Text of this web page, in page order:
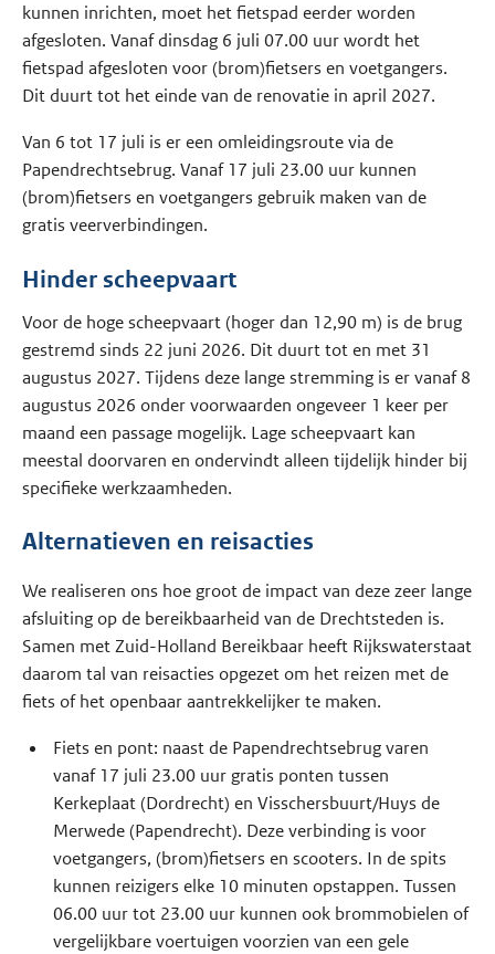
kunnen inrichten, moet het fietspad eerder worden
afgesloten. Vanaf dinsdag 6 juli 07.00 uur wordt het
fietspad afgesloten voor (brom)fietsers en voetgangers.
Dit duurt tot het einde van de renovatie in april 2027.
Van 6 tot 17 juli is er een omleidingsroute via de
Papendrechtsebrug. Vanaf 17 juli 23.00 uur kunnen
(brom)fietsers en voetgangers gebruik maken van de
gratis veerverbindingen.
Hinder scheepvaart
Voor de hoge scheepvaart (hoger dan 12,90 m) is de brug
gestremd sinds 22 juni 2026. Dit duurt tot en met 31
augustus 2027. Tijdens deze lange stremming is er vanaf 8
augustus 2026 onder voorwaarden ongeveer 1 keer per
maand een passage mogelijk. Lage scheepvaart kan
meestal doorvaren en ondervindt alleen tijdelijk hinder bij
specifieke werkzaamheden.
Alternatieven en reisacties
We realiseren ons hoe groot de impact van deze zeer lange
afsluiting op de bereikbaarheid van de Drechtsteden is.
Samen met Zuid-Holland Bereikbaar heeft Rijkswaterstaat
daarom tal van reisacties opgezet om het reizen met de
fiets of het openbaar aantrekkelijker te maken.
Fiets en pont: naast de Papendrechtsebrug varen
vanaf 17 juli 23.00 uur gratis ponten tussen
Kerkeplaat (Dordrecht) en Visschersbuurt/Huys de
Merwede (Papendrecht). Deze verbinding is voor
voetgangers, (brom)fietsers en scooters. In de spits
kunnen reizigers elke 10 minuten opstappen. Tussen
06.00 uur tot 23.00 uur kunnen ook brommobielen of
vergelijkbare voertuigen voorzien van een gele